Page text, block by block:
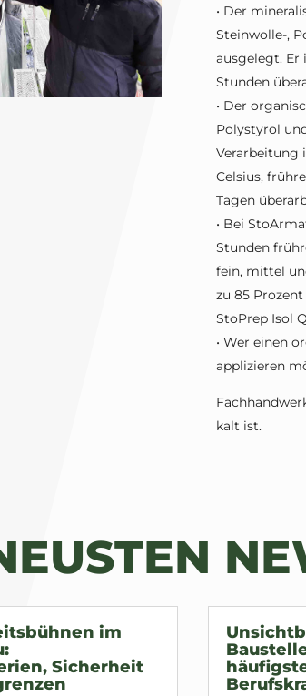
• Der
Steinwolle-,
ausgelegt. Er
Stunden
• Der
Polystyrol
Verarbeitung
Celsius,
Tagen
• Bei
Stunden
fein, mittel
zu 85
StoPrep Isol
• Wer einen
applizieren
kalt ist.
im
Sicherheit